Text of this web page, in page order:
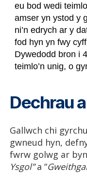
eu bod wedi
amser yn ystod y
ni’n edrych ar y
fod hyn yn fwy
Dywedodd bron i
teimlo’n unig, o
Dechrau
Gallwch chi
gwneud hyn,
fwrw golwg ar
Ysgol”a “